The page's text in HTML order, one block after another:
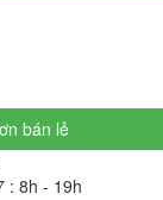
bán lẻ
: 8h - 19h